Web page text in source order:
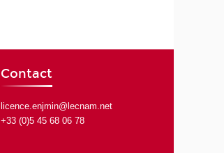
Contact
licence.enjmin@lecnam.net
+33 (0)5 45 68 06 78